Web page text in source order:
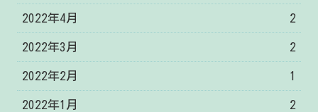
2022年4月 2
2022年3月 2
2022年2月 1
2022年1月 2